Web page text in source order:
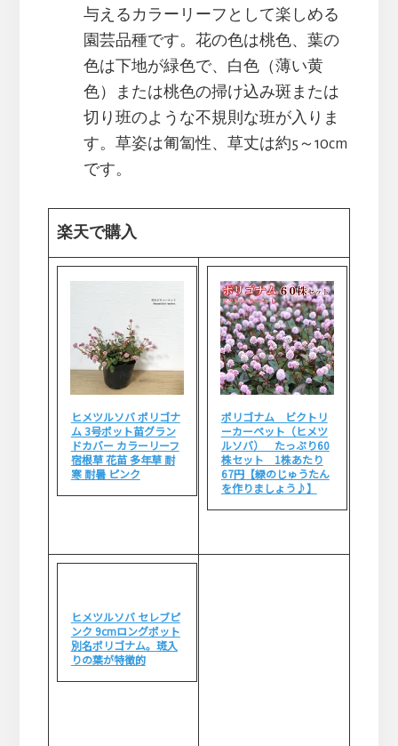
与えるカラーリーフとして楽しめる
園芸品種です。花の色は桃色、葉の
色は下地が緑色で、白色（薄い黄
色）または桃色の掃け込み斑または
切り班のような不規則な班が入りま
す。草姿は匍匐性、草丈は約5～10cm
です。
楽天で購入
ヒメツルソバ ポリゴナ
ム 3号ポット苗グラン
ドカバー カラーリーフ
宿根草 花苗 多年草 耐
寒 耐暑 ピンク
ポリゴナム ビクトリ
ーカーペット（ヒメツ
ルソバ） たっぷり60
株セット 1株あたり
67円【緑のじゅうたん
を作りましょう♪】
ヒメツルソバ セレブピ
ンク 9cmロングポット
別名ポリゴナム。斑入
りの葉が特徴的